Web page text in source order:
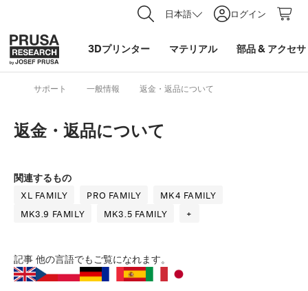
日本語 ログイン
3Dプリンター マテリアル 部品& アクセ
サポート 一般情報 返金・返品について
返金・返品について
関連するもの
XL FAMILY PRO FAMILY
MK4 FAMILY
MK3.9 FAMILY
MK3.5 FAMILY +
記事 他の言語でもご覧になれます。